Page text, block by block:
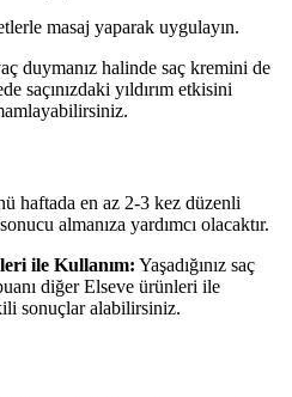
masaj yaparak uygulayın.
duymanız halinde saç kremini de
saçınızdaki yıldırım etkisini
haftada en az 2-3 kez düzenli
almanıza yardımcı olacaktır.
ile Kullanım: Yaşadığınız saç
diğer Elseve ürünleri ile
sonuçlar alabilirsiniz.